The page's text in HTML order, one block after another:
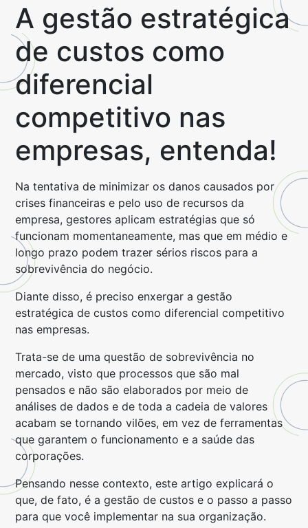
A gestão estratégica
de custos como
diferencial
competitivo nas
empresas, entenda!
Na tentativa de minimizar os danos causados por
crises financeiras e pelo uso de recursos da
empresa, gestores aplicam estratégias que só
funcionam momentaneamente, mas que em médio e
longo prazo podem trazer sérios riscos para a
sobrevivência do negócio.
Diante disso, é preciso enxergar a gestão
estratégica de custos como diferencial competitivo
nas empresas.
Trata-se de uma questão de sobrevivência no
mercado, visto que processos que são mal
pensados e não são elaborados por meio de
análises de dados e de toda a cadeia de valores
acabam se tornando vilões, em vez de ferramentas
que garantem o funcionamento e a saúde das
corporações.
Pensando nesse contexto, este artigo explicará o
que, de fato, é a gestão de custos e o passo a passo
para que você implementar na sua organização.